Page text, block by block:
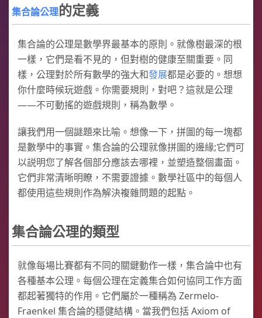
集合論公理的定義
集合論的公理是數學界最基本的原則。就像樹最深的根
一樣，它們是看不見的，但對樹的健康至關重要。同
樣，公理對於所有數學的強大和發展都是必要的。想想
你什麼時候玩遊戲。你需要規則，對吧？這就是公理
——不可動搖的遊戲規則，稱為數學。
讓我們用一個謎題來比喻。想像一下，拼圖的每一塊都
是數學中的事實。集合論的公理就像拼圖的邊緣;它們可
以説明您了解各個部分應該去哪裡，並塑造整個畫面。
它們非常清晰明瞭，不需要證據。數學社區中的每個人
都使用這些規則作為解決複雜問題的起點。
集合論公理的類型
就像每場比賽都有不同的關鍵動作一樣，集合論中也有
各種基本公理。每個公理在定義集合如何協同工作方面
都起著獨特的作用。它們屬於一種稱為 Zermelo-
Fraenkel 集合論的穩健結構。當我們包括 Axiom of